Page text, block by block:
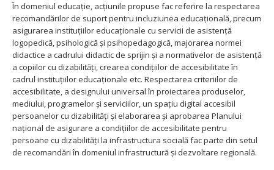
În domeniul educație, acțiunile propuse fac referire la respectarea
recomandărilor de suport pentru incluziunea educațională, precum
asigurarea instituțiilor educaționale cu servicii de asistență
logopedică, psihologică și psihopedagogică, majorarea normei
didactice a cadrului didactic de sprijin și a normativelor de asistență
a copiilor cu dizabilități, crearea condițiilor de accesibilitate în
cadrul instituțiilor educaționale etc. Respectarea criteriilor de
accesibilitate, a designului universal în proiectarea produselor,
mediului, programelor și serviciilor, un spațiu digital accesibil
persoanelor cu dizabilități și elaborarea și aprobarea Planului
național de asigurare a condițiilor de accesibilitate pentru
persoane cu dizabilități la infrastructura socială fac parte din setul
de recomandări în domeniul infrastructură și dezvoltare regională.